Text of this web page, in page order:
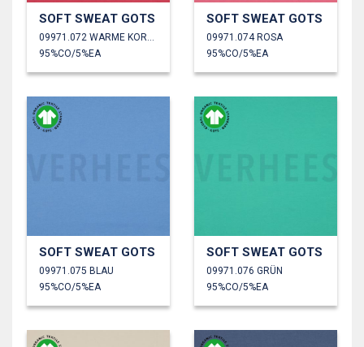
SOFT SWEAT GOTS
95%CO/5%EA
SOFT SWEAT GOTS
09971.074 ROSA
95%CO/5%EA
SOFT SWEAT GOTS
09971.075 BLAU
95%CO/5%EA
SOFT SWEAT GOTS
09971.076 GRÜN
95%CO/5%EA